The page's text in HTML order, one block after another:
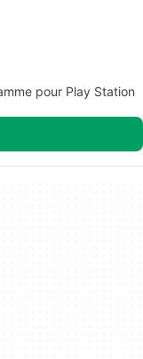
pour Play Station